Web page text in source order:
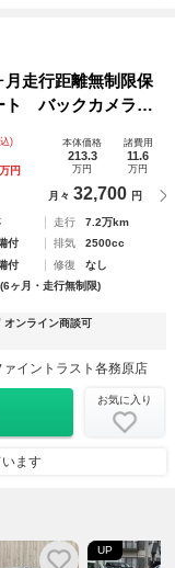
走行距離無制限保
ト バックカメラ
ロール ブライン
ーシート 禁煙車
)
万円
本体価格
213.3
万円
諸費用
11.6
万円
月々 32,700 円
走行
7.2万km
付 排気
2500cc
付 修復
なし
ヶ月・走行無制限)
オンライン商談可
イントラスト各務原店
お気に入り
ます
UP